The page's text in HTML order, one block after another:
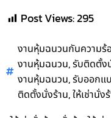
Post Views:295
งานหุ้มฉนวนกันความร้
งานหุ้มฉนวน,รับติดตั้ง
งานหุ้มฉนวน,รับออกแ
ติดตั้งนั่งร้าน,ให้เช่านั่ง